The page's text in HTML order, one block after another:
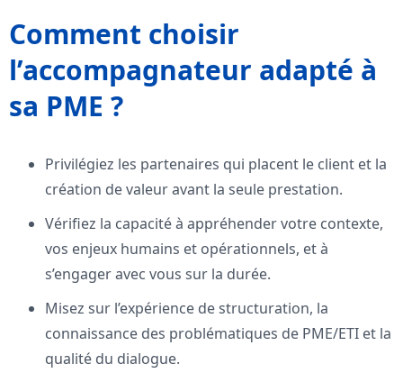
Comment choisir
l’accompagnateur adapté à
sa PME ?
Privilégiez les partenaires qui placent le client et la
création de valeur avant la seule prestation.
Vérifiez la capacité à appréhender votre contexte,
vos enjeux humains et opérationnels, et à
s’engager avec vous sur la durée.
Misez sur l’expérience de structuration, la
connaissance des problématiques de PME/ETI et la
qualité du dialogue.